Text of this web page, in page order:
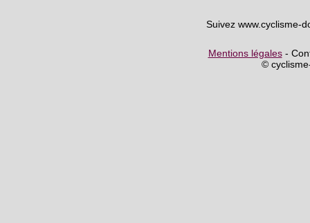
Suivez www.cyclisme-
Mentions légales-
©